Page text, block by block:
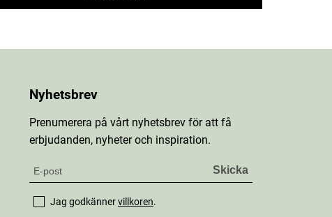
Nyhetsbrev
Prenumerera på vårt nyhetsbrev för att få
erbjudanden, nyheter och inspiration.
Jag godkännervillkoren.